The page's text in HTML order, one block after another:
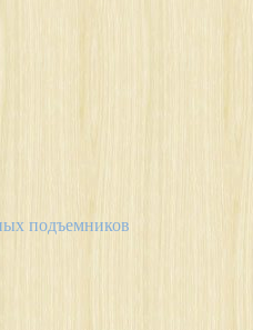
подъемников